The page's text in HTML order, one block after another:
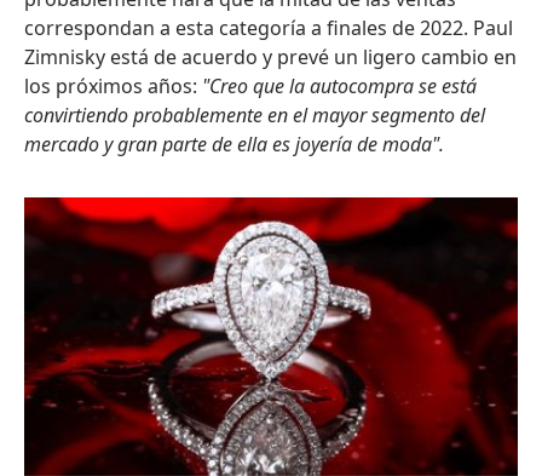
correspondan a esta categoría a finales de 2022. Paul
Zimnisky está de acuerdo y prevé un ligero cambio en
los próximos años: "Creo que la autocompra se está
convirtiendo probablemente en el mayor segmento del
mercado y gran parte de ella es joyería de moda".